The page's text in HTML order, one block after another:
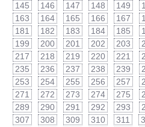
145
146 147 148 149
163
164 165 166 167
181
182 183 184 185
199
200 201 202 203
217
218 219 220 221
235
236 237 238 239
253
254 255 256 257
271
272 273 274 275
289
290 291 292 293
307
308 309 310 311